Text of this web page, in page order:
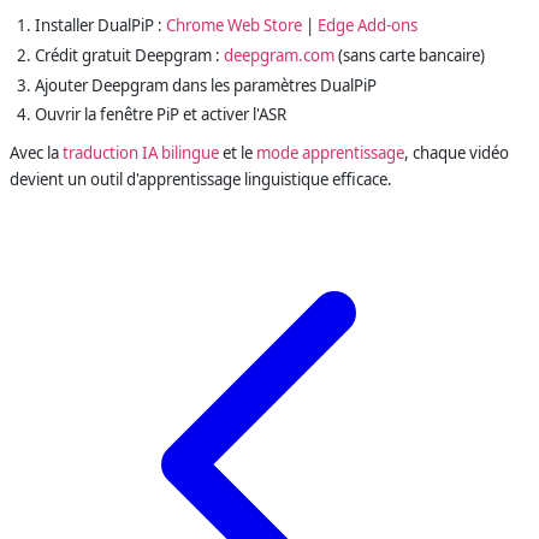
Installer DualPiP :Chrome Web Store | Edge Add-ons
Crédit gratuit Deepgram :deepgram.com(sans carte bancaire)
Ajouter Deepgram dans les paramètres DualPiP
Ouvrir la fenêtre PiP et activer l'ASR
Avec latraduction IA bilingueet le mode apprentissage, chaque vidéo
devient un outil d'apprentissage linguistique efficace.